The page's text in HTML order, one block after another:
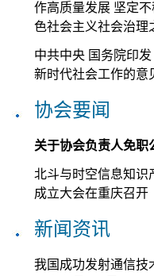
作高质量发展 坚定
色社会主义社会治理
中共中央 国务院印
新时代社会工作的意
协会要闻
关于协会负责人免职
北斗与时空信息知识
成立大会在重庆召开
新闻资讯
我国成功发射通信技